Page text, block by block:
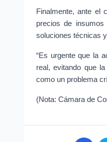
Finalmente, ante el
precios de
soluciones técnicas
“Es urgente que la
real, evitando que
como un problema
(Nota: Cámara de